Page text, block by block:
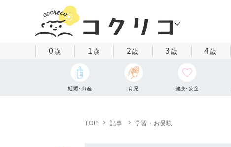
0歳 1歳 2歳 3歳 4歳
妊娠・出産 育児 健康・安全
TOP 記事 学習・お受験